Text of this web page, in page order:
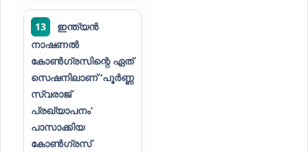
13
ഇന്ത്യൻ
നാഷണൽ
കോൺഗ്രസിന്റെ ഏത്
സെഷനിലാണ് ‘പൂർണ്ണ
സ്വരാജ്
പ്രഖ്യാപനം’
പാസാക്കിയ
കോൺഗ്രസ്